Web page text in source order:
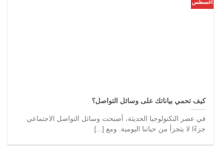
كيف تحمي بياناتك على وسائل التواصل؟
في عصر التكنولوجيا الحديثة، أصبحت وسائل التواصل الاجتماعي
جزءًا لا يتجزأ من حياتنا اليومية. ومع [...]
أغسطس